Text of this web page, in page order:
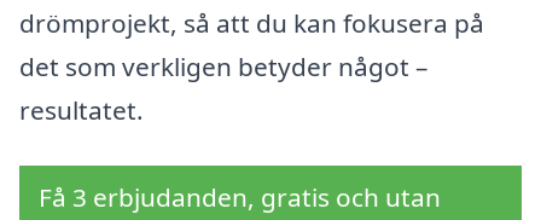
drömprojekt, så att du kan fokusera på
det som verkligen betyder något –
resultatet.
Få 3 erbjudanden, gratis och utan